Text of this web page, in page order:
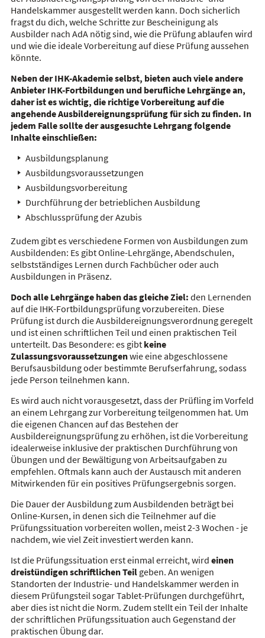
Handelskammer ausgestellt werden kann. Doch sicherlich
fragst du dich, welche Schritte zur Bescheinigung als
Ausbilder nach AdA nötig sind, wie die Prüfung ablaufen wird
und wie die ideale Vorbereitung auf diese Prüfung aussehen
könnte.
Neben der IHK-Akademie selbst, bieten auch viele andere
Anbieter IHK-Fortbildungen und berufliche Lehrgänge an,
daher ist es wichtig, die richtige Vorbereitung auf die
angehende Ausbildereignungsprüfung für sich zu finden. In
jedem Falle sollte der ausgesuchte Lehrgang folgende
Inhalte einschließen:
Ausbildungsplanung
Ausbildungsvoraussetzungen
Ausbildungsvorbereitung
Durchführung der betrieblichen Ausbildung
Abschlussprüfung der Azubis
Zudem gibt es verschiedene Formen von Ausbildungen zum
Ausbildenden: Es gibt Online-Lehrgänge, Abendschulen,
selbstständiges Lernen durch Fachbücher oder auch
Ausbildungen in Präsenz.
Doch alle Lehrgänge haben das gleiche Ziel: den Lernenden
auf die IHK-Fortbildungsprüfung vorzubereiten. Diese
Prüfung ist durch die Ausbildereignungsverordnung geregelt
und ist einen schriftlichen Teil und einen praktischen Teil
unterteilt. Das Besondere: es gibt keine
Zulassungsvoraussetzungenwie eine abgeschlossene
Berufsausbildung oder bestimmte Berufserfahrung, sodass
jede Person teilnehmen kann.
Es wird auch nicht vorausgesetzt, dass der Prüfling im Vorfeld
an einem Lehrgang zur Vorbereitung teilgenommen hat. Um
die eigenen Chancen auf das Bestehen der
Ausbildereignungsprüfung zu erhöhen, ist die Vorbereitung
idealerweise inklusive der praktischen Durchführung von
Übungen und der Bewältigung von Arbeitsaufgaben zu
empfehlen. Oftmals kann auch der Austausch mit anderen
Mitwirkenden für ein positives Prüfungsergebnis sorgen.
Die Dauer der Ausbildung zum Ausbildenden beträgt bei
Online-Kursen, in denen sich die Teilnehmer auf die
Prüfungssituation vorbereiten wollen, meist 2-3 Wochen - je
nachdem, wie viel Zeit investiert werden kann.
Ist die Prüfungssituation erst einmal erreicht, wird einen
dreistündigen schriftlichen Teilgeben. An wenigen
Standorten der Industrie- und Handelskammer werden in
diesem Prüfungsteil sogar Tablet-Prüfungen durchgeführt,
aber dies ist nicht die Norm. Zudem stellt ein Teil der Inhalte
der schriftlichen Prüfungssituation auch Gegenstand der
praktischen Übung dar.